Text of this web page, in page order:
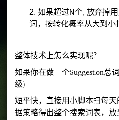
2. 如果超过N个, 放弃掉
词，按转化概率从大到小
整体技术上怎么实现呢？
如果你在做一个Suggestion总
级)
短平快，直接用小脚本扫每
据策略得出整个搜索词表，放